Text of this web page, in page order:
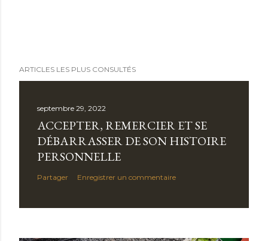
ARTICLES LES PLUS CONSULTÉS
septembre 29, 2022
ACCEPTER, REMERCIER ET SE
DÉBARRASSER DE SON HISTOIRE
PERSONNELLE
Partager Enregistrer un commentaire